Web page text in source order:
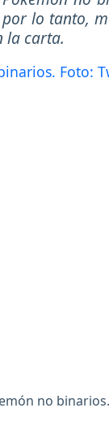
lo tanto,
la carta.
no